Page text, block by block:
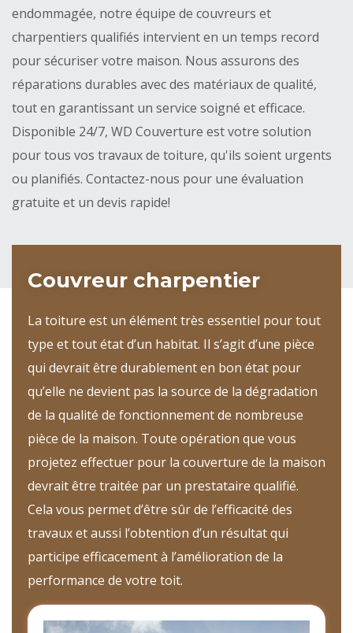
endommagée, notre équipe de couvreurs et
charpentiers qualifiés intervient en un temps record
pour sécuriser votre maison. Nous assurons des
réparations durables avec des matériaux de qualité,
tout en garantissant un service soigné et efficace.
Disponible 24/7, WD Couverture est votre solution
pour tous vos travaux de toiture, qu'ils soient urgents
ou planifiés. Contactez-nous pour une évaluation
gratuite et un devis rapide!
Couvreur charpentier
La toiture est un élément très essentiel pour tout
type et tout état d’un habitat. Il s’agit d’une pièce
qui devrait être durablement en bon état pour
qu’elle ne devient pas la source de la dégradation
de la qualité de fonctionnement de nombreuse
pièce de la maison. Toute opération que vous
projetez effectuer pour la couverture de la maison
devrait être traitée par un prestataire qualifié.
Cela vous permet d’être sûr de l’efficacité des
travaux et aussi l’obtention d’un résultat qui
participe efficacement à l’amélioration de la
performance de votre toit.